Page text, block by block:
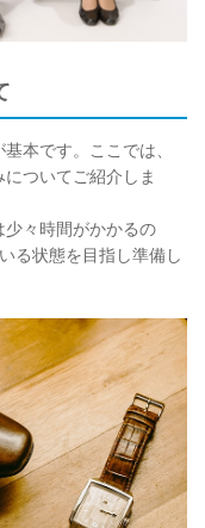
本です。ここでは、
ついてご紹介しま
少々時間がかかるの
る状態を目指し準備し